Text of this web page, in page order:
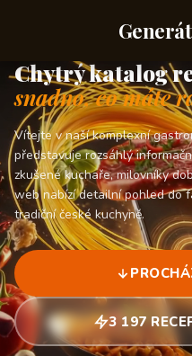
Chytrý katalog
snadno, co máte
Vítejte v naší komplexní
představuje rozsáhlý
zkušené kuchaře, milovníky
web nabízí detailní pohled do
tradiční české kuchyně.
3 197